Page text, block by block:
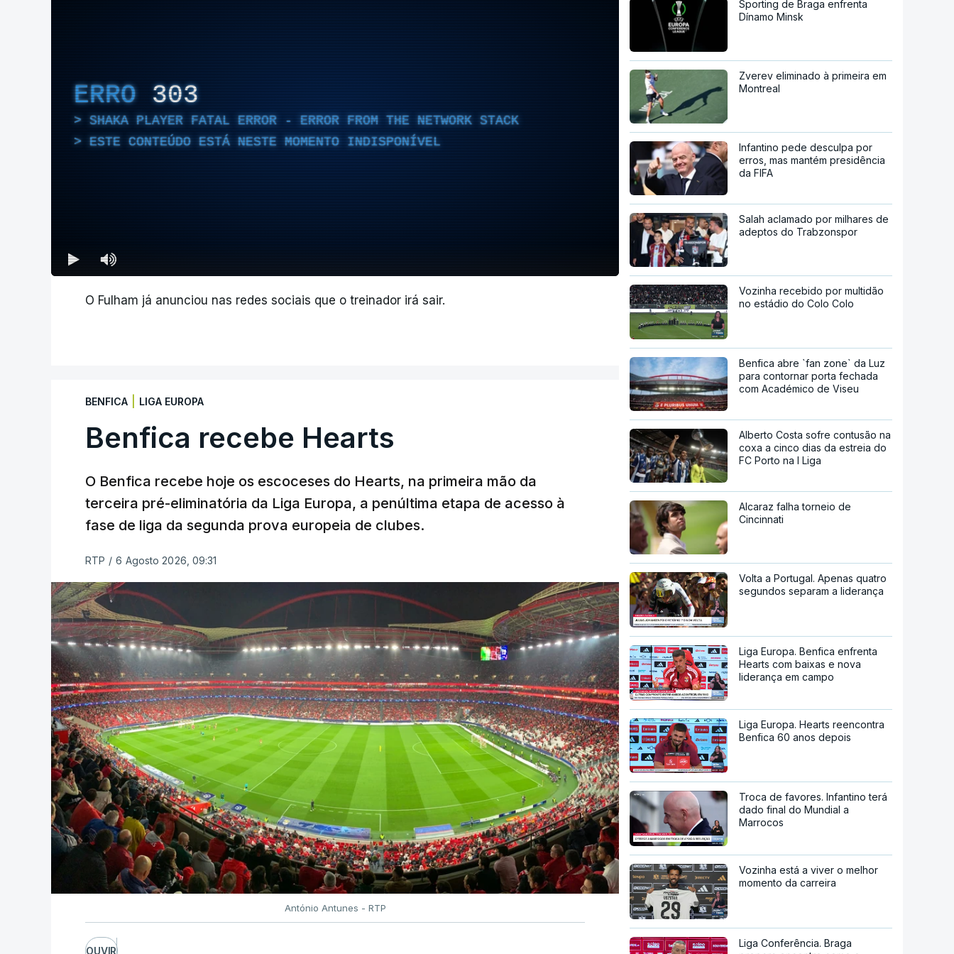
ERRO 303
SHAKA PLAYER FATAL ERROR - ERROR FROM THE NETWORK STACK
ESTE CONTEÚDO ESTÁ NESTE MOMENTO INDISPONÍVEL
O Fulham já anunciou nas redes sociais que o treinador irá sair.
BENFICA LIGA EUROPA
Benfica recebe Hearts
O Benfica recebe hoje os escoceses do Hearts, na primeira mão da
terceira pré-eliminatória da Liga Europa, a penúltima etapa de acesso à
fase de liga da segunda prova europeia de clubes.
RTP / 6 Agosto 2026, 09:31
António Antunes - RTP
OUVIR
Sporting de Braga enfrenta
Dínamo Minsk
Zverev eliminado à primeira em
Montreal
Infantino pede desculpa por
erros, mas mantém presidência
da FIFA
Salah aclamado por milhares de
adeptos do Trabzonspor
Vozinha recebido por multidão
no estádio do Colo Colo
Benfica abre `fan zone` da Luz
para contornar porta fechada
com Académico de Viseu
Alberto Costa sofre contusão na
coxa a cinco dias da estreia do
FC Porto na I Liga
Alcaraz falha torneio de
Cincinnati
Volta a Portugal. Apenas quatro
segundos separam a liderança
Liga Europa. Benfica enfrenta
Hearts com baixas e nova
liderança em campo
Liga Europa. Hearts reencontra
Benfica 60 anos depois
Troca de favores. Infantino terá
dado final do Mundial a
Marrocos
Vozinha está a viver o melhor
momento da carreira
Liga Conferência. Braga